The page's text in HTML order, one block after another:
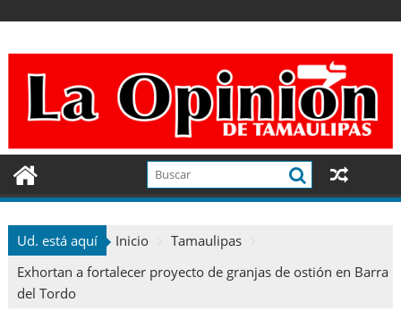
contenido
Ud. está aquí Inicio
Tamaulipas
Exhortan a fortalecer proyecto de granjas de ostión en Barra
del Tordo